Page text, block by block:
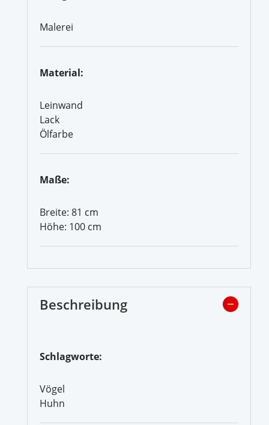
Malerei
Material:
Leinwand
Lack
Ölfarbe
Maße:
Breite: 81 cm
Höhe: 100 cm
Beschreibung
Schlagworte:
Vögel
Huhn